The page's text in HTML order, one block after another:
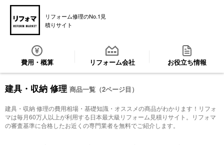
リフォーム修理のNo.1見
積りサイト
費用・概算 リフォーム会社 お役立ち情報
建具・収納 修理 商品一覧（2ページ目）
建具・収納 修理の費用相場・基礎知識・オススメの商品がわかります！リフォ
マは毎月60万人以上が利用する日本最大級リフォーム見積りサイト。リフォマ
の審査基準に合格したお近くの専門業者を無料でご紹介します。